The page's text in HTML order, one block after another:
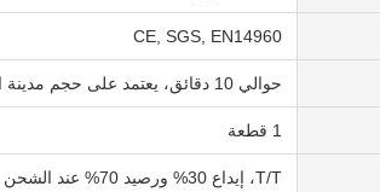
CE, SGS, EN14960
حوالي 10 دقائق، يعتمد على حجم مدينة الملاهي
1 قطعة
T/T، إيداع 30% ورصيد 70% عند الشحن